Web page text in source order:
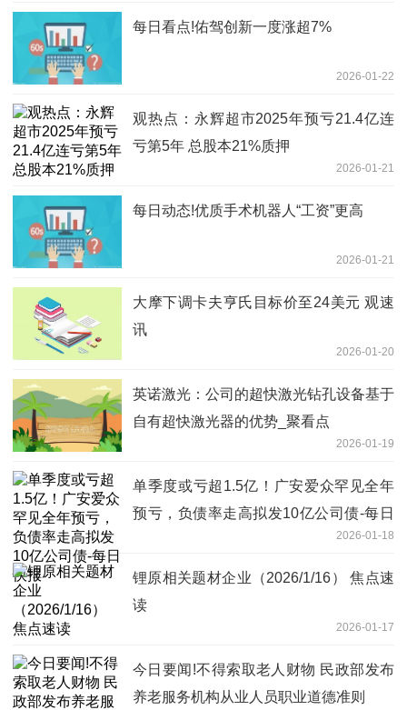
每日看点!佑驾创新一度涨超7%
2026-01-22
观热点：永辉超市2025年预亏21.4亿连
亏第5年 总股本21%质押
2026-01-21
每日动态!优质手术机器人“工资”更高
2026-01-21
大摩下调卡夫亨氏目标价至24美元 观速
讯
2026-01-20
英诺激光：公司的超快激光钻孔设备基于
自有超快激光器的优势_聚看点
2026-01-19
单季度或亏超1.5亿！广安爱众罕见全年
预亏，负债率走高拟发10亿公司债-每日
2026-01-18
锂原相关题材企业（2026/1/16） 焦点速
读
2026-01-17
今日要闻!不得索取老人财物 民政部发布
养老服务机构从业人员职业道德准则